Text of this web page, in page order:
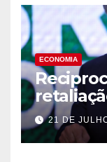
ECONOMIA
olho”,
21 DE